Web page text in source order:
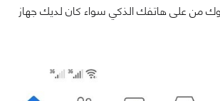
من على هاتفك الذكي سواء كان لديك جهاز